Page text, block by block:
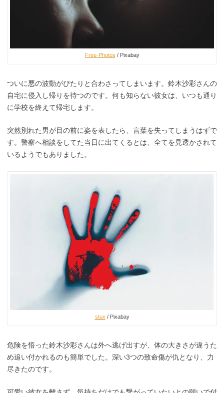
Free-Photos / Pixabay
ついに悪の波動がぴたりと合わさってしまいます。鈴木沙彩さんの
自宅に侵入し帰りを待つのです。何も知らない彼女は、いつも通り
に学校を終えて帰宅します。
突然別れた男が目の前に姿を表したら、言葉を失ってしまうはずで
す。警察へ相談をしてた当日に出てくるとは、全てを見透かされて
いるようでもありました。
stux / Pixabay
危険を悟った鈴木沙彩さんは外へ逃げ出すが、体の大きさが違うた
め追い付かれるのも簡単でした。深い3つの致命傷が仇となり、力
尽きたのです。